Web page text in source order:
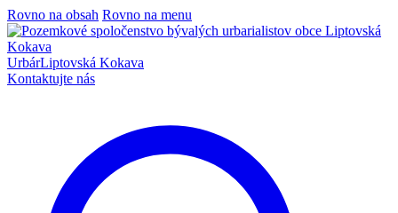
Rovno na obsah Rovno na menu
UrbárLiptovská Kokava
Kontaktujte nás